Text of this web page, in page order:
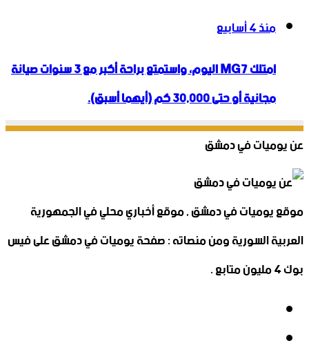
منذ 4 أسابيع
امتلك MG7 اليوم، واستمتع براحة أكبر مع 3 سنوات صيانة
مجانية أو حتى 30,000 كم (أيهما أسبق).
عن يوميات في دمشق
موقع يوميات في دمشق , موقع أخباري محلي في الجمهورية
العربية السورية ومن منصاته : صفحة يوميات في دمشق على فيس
بوك 4 مليون متابع .